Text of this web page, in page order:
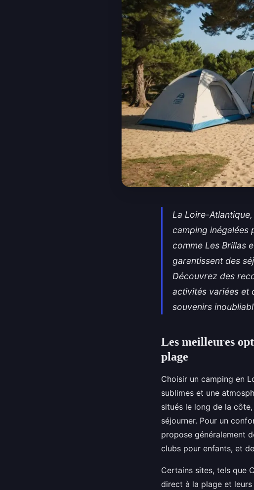
La Loire-
camping inégalées
comme Les Brillas
garantissent des
Découvrez des
activités variées et
souvenirs
Les meilleures
plage
Choisir un camping en
sublimes et une
situés le long de la
séjourner. Pour un
propose généralement
clubs pour enfants, et
Certains sites, tels que
direct à la plage et